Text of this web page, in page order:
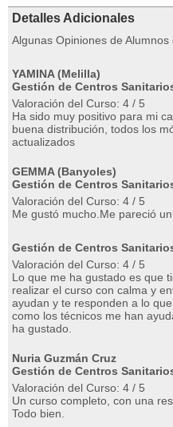
Detalles Adicionales
Algunas Opiniones de Alumnos
YAMINA (Melilla)
Gestión de Centros
Valoración del Curso: 4 / 5
Ha sido muy positivo para mi
buena distribución, todos los
actualizados
GEMMA (Banyoles)
Gestión de Centros
Valoración del Curso: 4 / 5
Me gustó mucho.Me pareció
Gestión de Centros
Valoración del Curso: 4 / 5
Lo que me ha gustado es que
realizar el curso con calma y
ayudan y te responden a lo
como los técnicos me han
ha gustado.
Nuria Guzmán Cruz
Gestión de Centros
Valoración del Curso: 4 / 5
Un curso completo, con una
Todo bien.